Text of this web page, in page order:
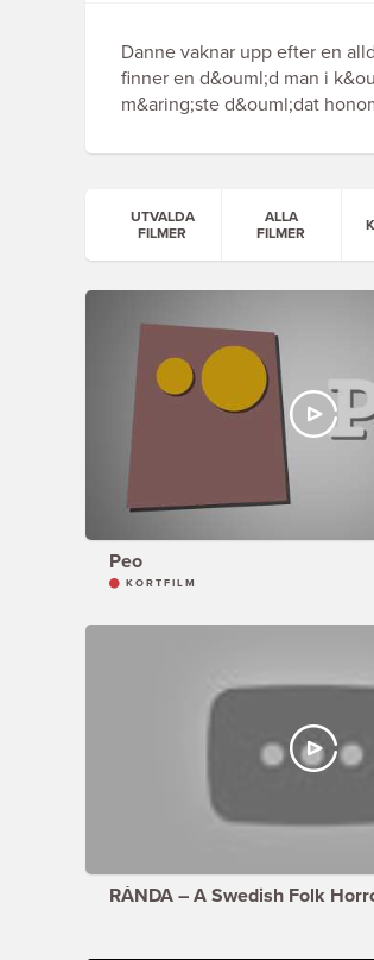
Danne vaknar upp efter en
finner en d&ouml;d man i
m&aring;ste d&ouml;dat
UTVALDA
FILMER
ALLA
FILMER
Peo
KORTFILM